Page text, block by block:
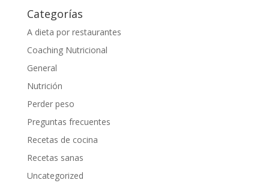
Categorías
A dieta por restaurantes
Coaching Nutricional
General
Nutrición
Perder peso
Preguntas frecuentes
Recetas de cocina
Recetas sanas
Uncategorized